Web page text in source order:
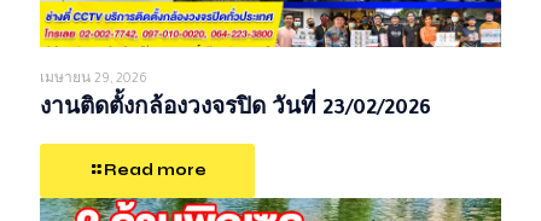
เมษายน 29, 2026
งานติดตั้งกล้องวงจรปิด วันที่ 23/02/2026
Read more